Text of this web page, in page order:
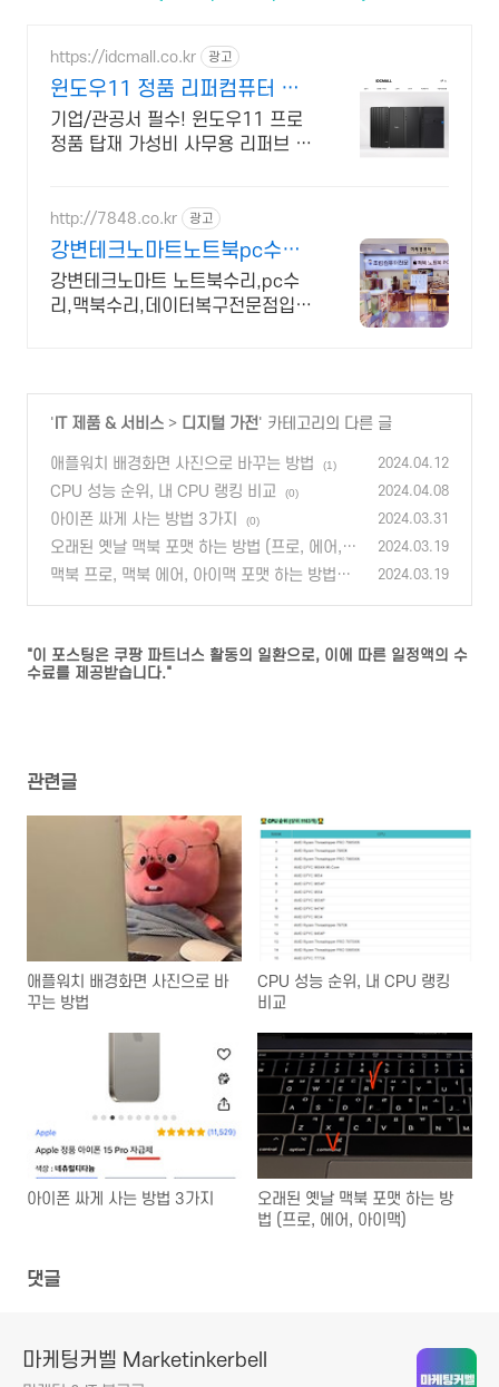
https://idcmall.co.kr 광고
윈도우11 정품 리퍼컴퓨터 윈
도우11 Pro 정품 탑재
기업/관공서 필수! 윈도우11 프로
정품 탑재 가성비 사무용 리퍼브 컴
http://7848.co.kr 광고
강변테크노마트노트북pc수리
25년전통의 기독교기업
강변테크노마트 노트북수리,pc수
리,맥북수리,데이터복구전문점입니
' IT 제품 & 서비스 > 디지털 가전' 카테고리의 다른 글
애플워치 배경화면 사진으로 바꾸는 방법 (1) 2024.04.12
CPU 성능 순위, 내 CPU 랭킹 비교 (0) 2024.04.08
아이폰 싸게 사는 방법 3가지 (0) 2024.03.31
오래된 옛날 맥북 포맷 하는 방법 (프로, 에어,
아이맥)
(0)
2024.03.19
맥북 프로, 맥북 에어, 아이맥 포맷 하는 방법
2024.03.19
"이 포스팅은 쿠팡 파트너스 활동의 일환으로, 이에 따른 일정액의 수
수료를 제공받습니다."
관련글
애플워치 배경화면 사진으로 바
꾸는 방법
CPU 성능 순위, 내 CPU 랭킹
비교
아이폰 싸게 사는 방법 3가지
오래된 옛날 맥북 포맷 하는 방
법 (프로, 에어, 아이맥)
댓글
마케팅커벨 Marketinkerbell